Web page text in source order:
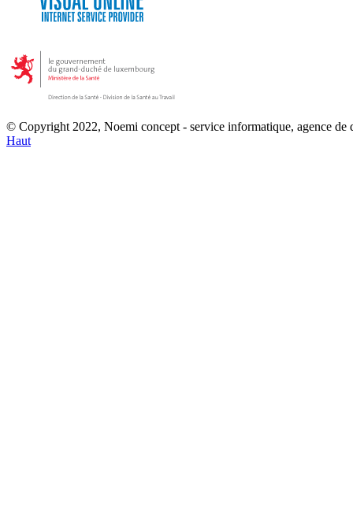
© Copyright 2022, Noemi concept - service informatique, agence
Haut